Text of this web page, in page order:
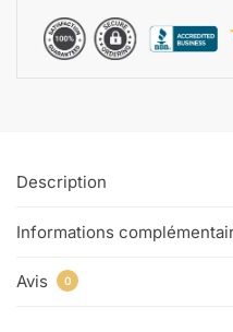
Description
Informations
Avis 0